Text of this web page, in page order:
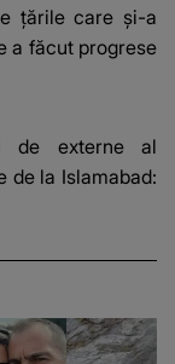
țările care și-a
a făcut progrese
de externe al
de la Islamabad: